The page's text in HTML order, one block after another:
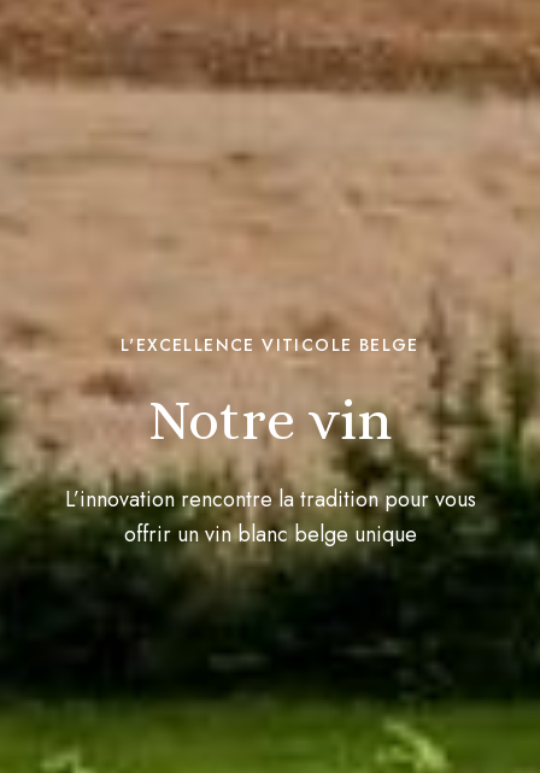
L'EXCELLENCE VITICOLE BELGE
Notre vin
L’innovation rencontre la tradition pour vous
offrir un vin blanc belge unique